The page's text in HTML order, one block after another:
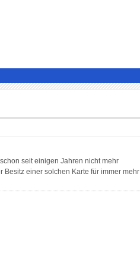
seit einigen Jahren nicht mehr
einer solchen Karte für immer mehr